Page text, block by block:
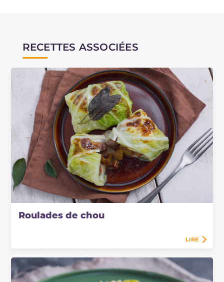
Vous aimez l'association du chou avec les
pommes de terre? Essayez-le en version plat
principal avec la recette de laVelouté de chou
vert et pommes de terre!
RECETTES ASSOCIÉES
Roulades de chou
LIRE